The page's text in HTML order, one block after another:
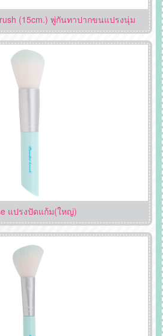
(15cm.) พู่กันทาปากขนแปรงนุ่ม
แปรงปัดแก้ม(ใหญ่)